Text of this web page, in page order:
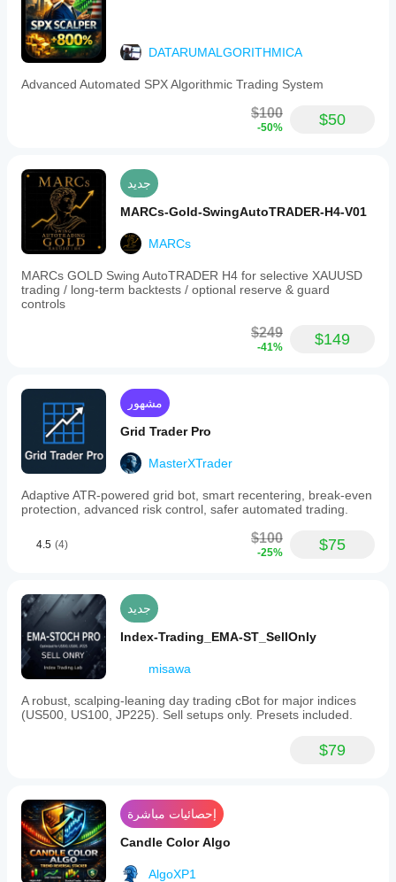
DATARUMALGORITHMICA
Advanced Automated SPX Algorithmic Trading System
$100
-50% $50
جديد
MARCs-Gold-SwingAutoTRADER-H4-V01
MARCs
MARCs GOLD Swing AutoTRADER H4 for selective XAUUSD
trading / long-term backtests / optional reserve & guard
controls
$249
-41% $149
مشهور
Grid Trader Pro
MasterXTrader
Adaptive ATR-powered grid bot, smart recentering, break-even
protection, advanced risk control, safer automated trading.
4.5 (4) $100
-25% $75
جديد
Index-Trading_EMA-ST_SellOnly
misawa
A robust, scalping-leaning day trading cBot for major indices
(US500, US100, JP225). Sell setups only. Presets included.
$79
إحصائيات مباشرة
Candle Color Algo
AlgoXP1